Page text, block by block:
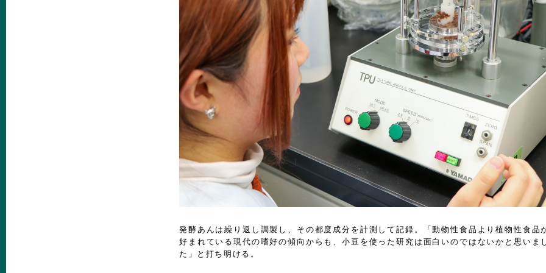
発酵あんは繰り返し調製し、その都度成分を計測して記録。「動物性食品より植物性食品
好まれている現代の嗜好の傾向からも、小豆を使った研究は面白いのではないかと思いま
た」と打ち明ける。